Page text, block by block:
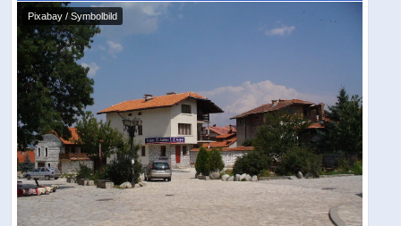
Pixabay / Symbolbild